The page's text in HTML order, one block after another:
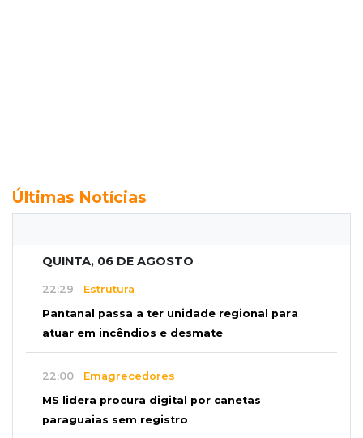
Últimas Notícias
QUINTA, 06 DE AGOSTO
22:29 Estrutura
Pantanal passa a ter unidade regional para
atuar em incêndios e desmate
22:00 Emagrecedores
MS lidera procura digital por canetas
paraguaias sem registro